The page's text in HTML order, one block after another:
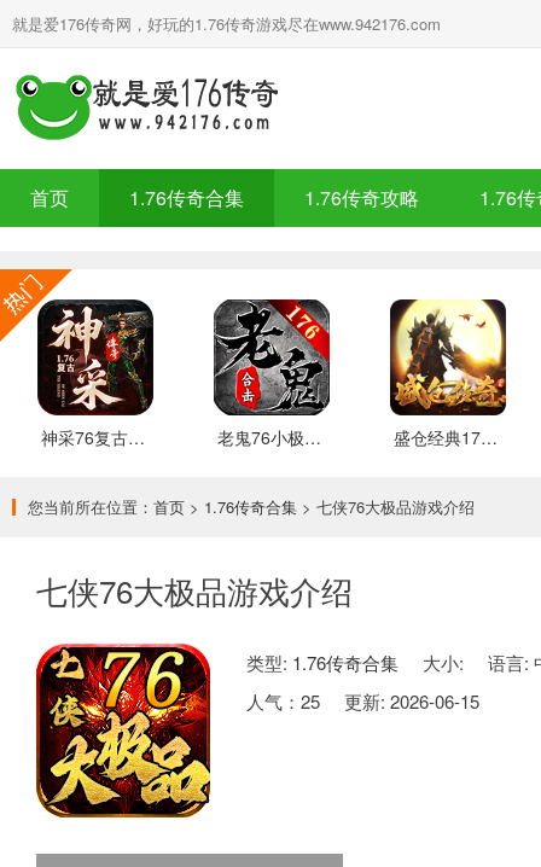
就是爱176传奇网，好玩的1.76传奇游戏尽在www.942176.com
首页 1.76传奇合集 1.76传奇攻略 1.76
神采76复古加强版 安卓下载 老鬼76小极品合击 推荐 盛仓经典176 安卓下载
您当前所在位置： 首页 > 1.76传奇合集 > 七侠76大极品游戏介绍
七侠76大极品游戏介绍
类型: 1.76传奇合集 大小:
语言:
人气： 25 更新: 2026-06-15